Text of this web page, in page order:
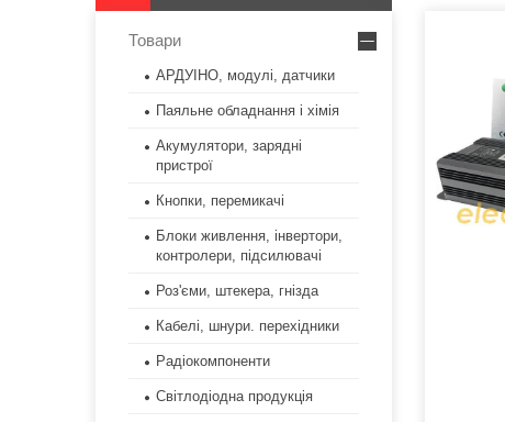
Товари
АРДУІНО, модулі, датчики
Паяльне обладнання і хімія
Акумулятори, зарядні
пристрої
Кнопки, перемикачі
Блоки живлення, інвертори,
контролери, підсилювачі
Роз'єми, штекера, гнізда
Кабелі, шнури. перехідники
Радіокомпоненти
Світлодіодна продукція